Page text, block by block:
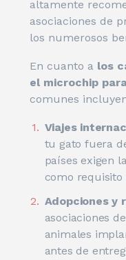
altamente
asociaciones de
los numerosos
En cuanto a los
el microchip
comunes
Viajes
tu gato fuera
países exigen
como requisito
Adopciones y
asociaciones
animales
antes de